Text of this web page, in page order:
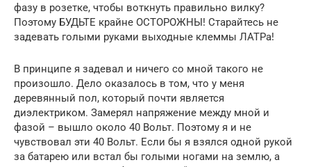
фазу в розетке, чтобы воткнуть правильно вилку?
Поэтому БУДЬТЕ крайне ОСТОРОЖНЫ! Старайтесь не
задевать голыми руками выходные клеммы ЛАТРа!
В принципе я задевал и ничего со мной такого не
произошло. Дело оказалось в том, что у меня
деревянный пол, который почти является
диэлектриком. Замерял напряжение между мной и
фазой – вышло около 40 Вольт. Поэтому я и не
чувствовал эти 40 Вольт. Если бы я взялся одной рукой
за батарею или встал бы голыми ногами на землю, а